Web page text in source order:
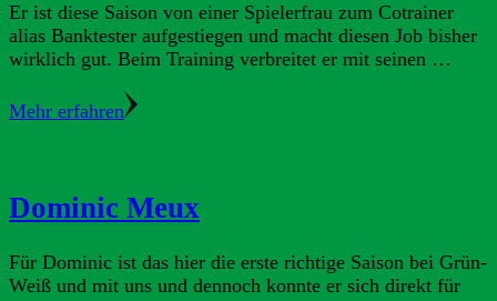
Er ist diese Saison von einer Spielerfrau zum Cotrainer
alias Banktester aufgestiegen und macht diesen Job bisher
wirklich gut. Beim Training verbreitet er mit seinen …
Mehr erfahren
Dominic Meux
Für Dominic ist das hier die erste richtige Saison bei Grün-
Weiß und mit uns und dennoch konnte er sich direkt für